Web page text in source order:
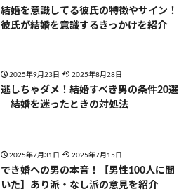
結婚を意識してる彼氏の特徴やサイン！
彼氏が結婚を意識するきっかけを紹介
2025年9月23日 2025年8月28日
逃しちゃダメ！結婚すべき男の条件20選
｜結婚を迷ったときの対処法
2025年7月31日 2025年7月15日
でき婚への男の本音！【男性100人に聞
いた】あり派・なし派の意見を紹介